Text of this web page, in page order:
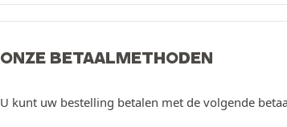
ONZE BETAALMETHODEN
U kunt uw bestelling betalen met de volgende